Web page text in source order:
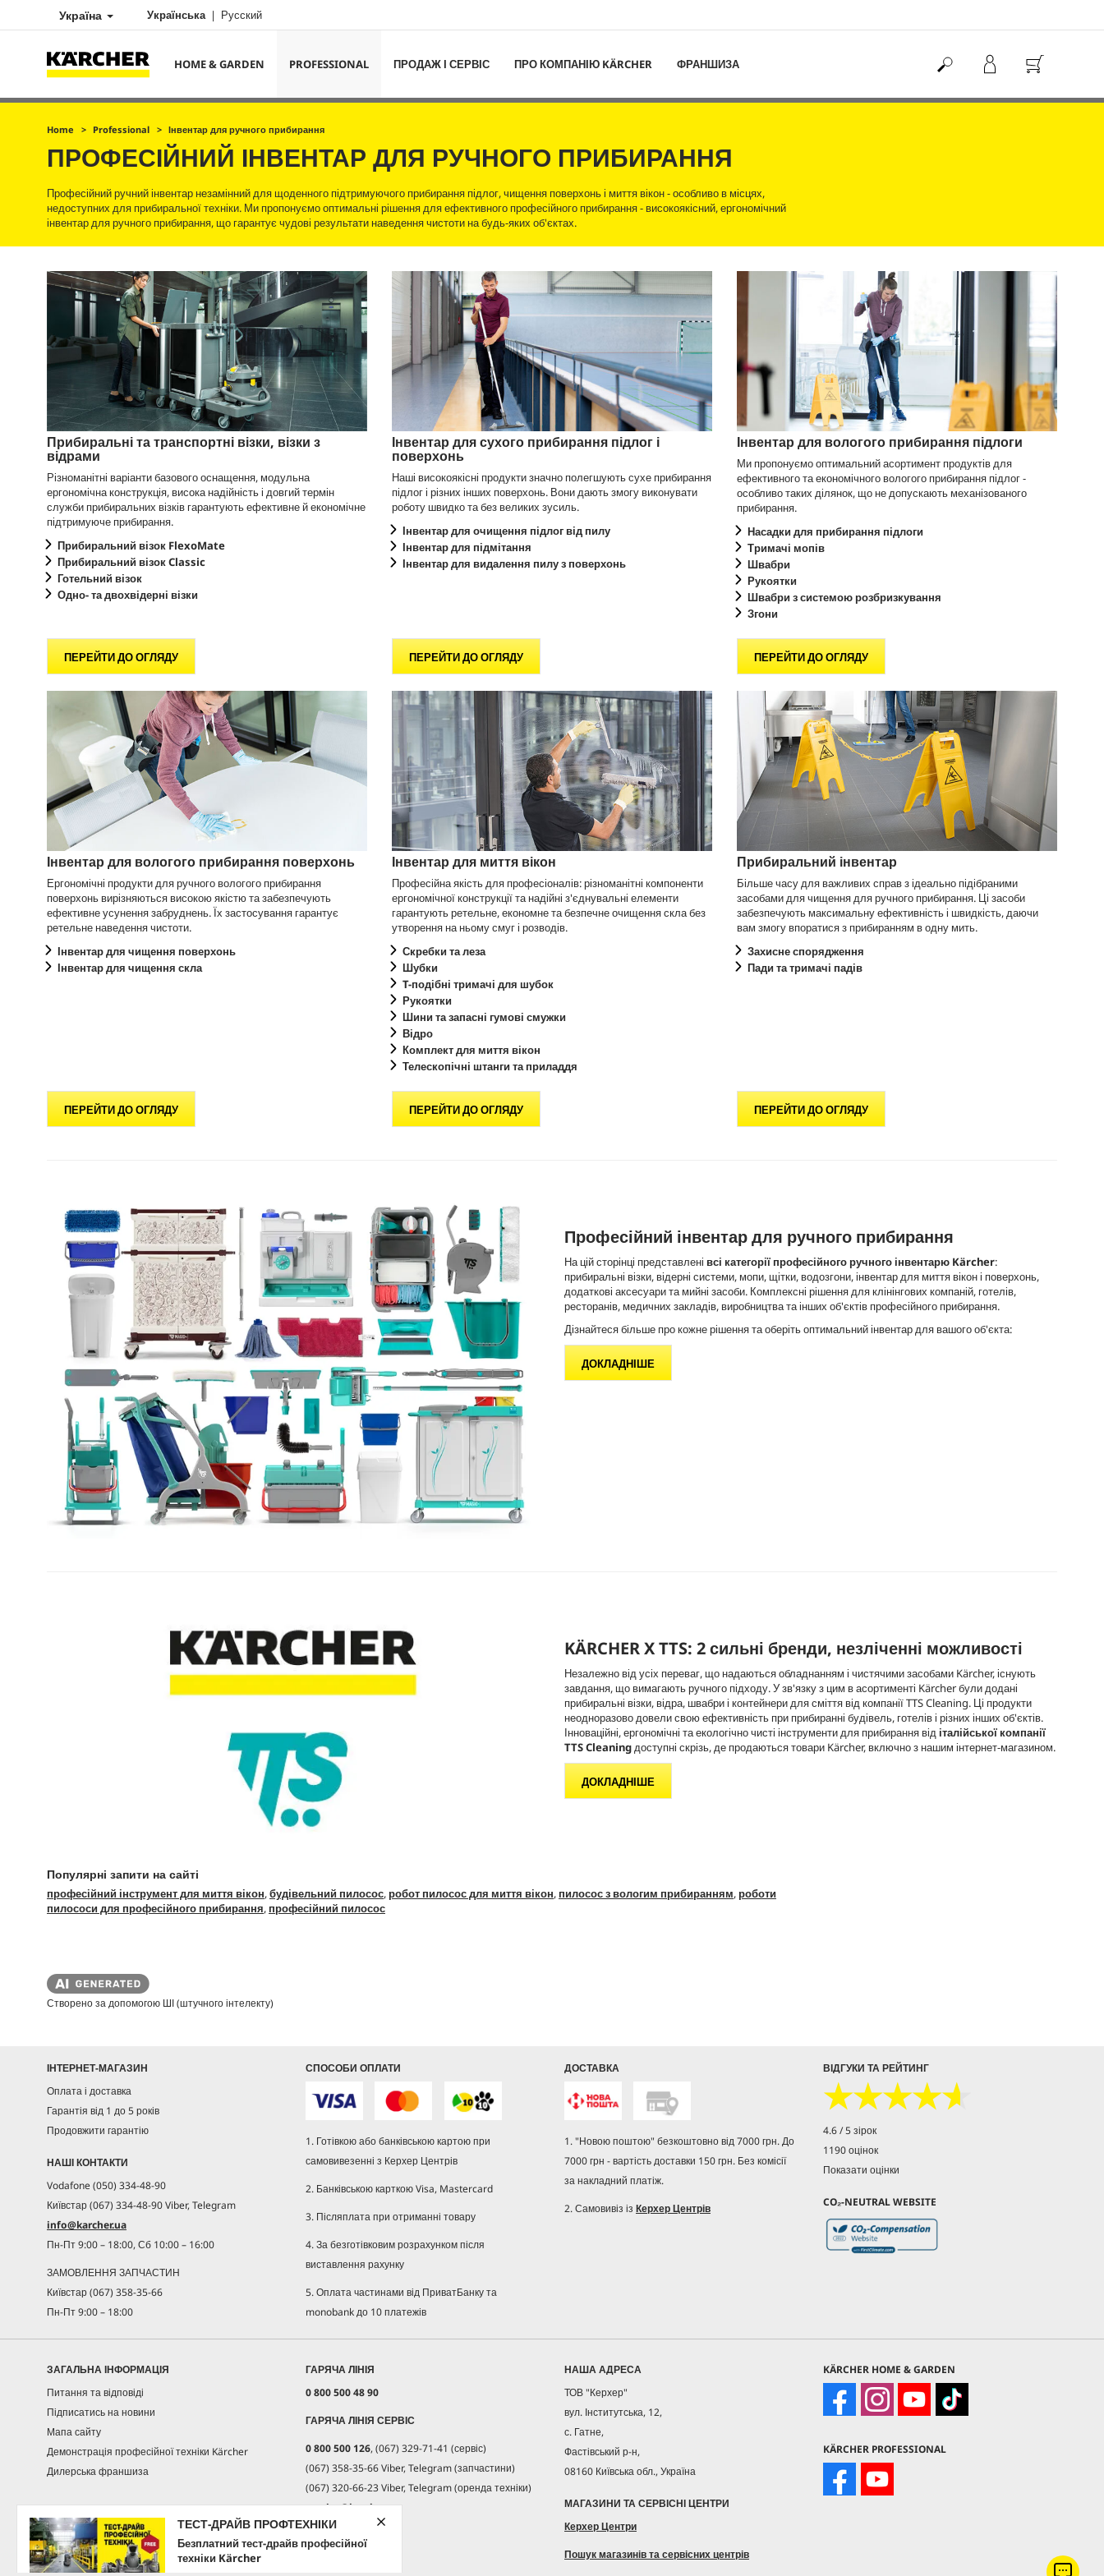
Україна Українська Русский
HOME & GARDEN PROFESSIONAL ПРОДАЖ І СЕРВІС ПРО КОМПАНІЮ KÄRCHER ФРАНШИЗА
ТЕСТ-ДРАЙВ ПРОФТЕХНІКИ
Безплатний тест-драйв професійної
техніки Kärcher
Home Professional Інвентар для ручного прибирання
ПРОФЕСІЙНИЙ ІНВЕНТАР ДЛЯ РУЧНОГО ПРИБИРАННЯ
Професійний ручний інвентар незамінний для щоденного підтримуючого прибирання підлог, чищення поверхонь і миття вікон - особливо в місцях,
недоступних для прибиральної техніки. Ми пропонуємо оптимальні рішення для ефективного професійного прибирання - високоякісний, ергономічний
інвентар для ручного прибирання, що гарантує чудові результати наведення чистоти на будь-яких об'єктах.
Прибиральні та транспортні візки, візки з
відрами
Різноманітні варіанти базового оснащення, модульна
ергономічна конструкція, висока надійність і довгий термін
служби прибиральних візків гарантують ефективне й економічне
підтримуюче прибирання.
Прибиральний візок FlexoMate
Прибиральний візок Classic
Готельний візок
Одно- та двохвідерні візки
ПЕРЕЙТИ ДО ОГЛЯДУ
Інвентар для сухого прибирання підлог і
поверхонь
Наші високоякісні продукти значно полегшують сухе прибирання
підлог і різних інших поверхонь. Вони дають змогу виконувати
роботу швидко та без великих зусиль.
Інвентар для очищення підлог від пилу
Інвентар для підмітання
Інвентар для видалення пилу з поверхонь
ПЕРЕЙТИ ДО ОГЛЯДУ
Інвентар для вологого прибирання підлоги
Ми пропонуємо оптимальний асортимент продуктів для
ефективного та економічного вологого прибирання підлог -
особливо таких ділянок, що не допускають механізованого
прибирання.
Насадки для прибирання підлоги
Тримачі мопів
Швабри
Рукоятки
Швабри з системою розбризкування
Згони
ПЕРЕЙТИ ДО ОГЛЯДУ
Інвентар для вологого прибирання поверхонь
Ергономічні продукти для ручного вологого прибирання
поверхонь вирізняються високою якістю та забезпечують
ефективне усунення забруднень. Їх застосування гарантує
ретельне наведення чистоти.
Інвентар для чищення поверхонь
Інвентар для чищення скла
ПЕРЕЙТИ ДО ОГЛЯДУ
Інвентар для миття вікон
Професійна якість для професіоналів: різноманітні компоненти
ергономічної конструкції та надійні з'єднувальні елементи
гарантують ретельне, економне та безпечне очищення скла без
утворення на ньому смуг і розводів.
Скребки та леза
Шубки
T-подібні тримачі для шубок
Рукоятки
Шини та запасні гумові смужки
Відро
Комплект для миття вікон
Телескопічні штанги та приладдя
ПЕРЕЙТИ ДО ОГЛЯДУ
Прибиральний інвентар
Більше часу для важливих справ з ідеально підібраними
засобами для чищення для ручного прибирання. Ці засоби
забезпечують максимальну ефективність і швидкість, даючи
вам змогу впоратися з прибиранням в одну мить.
Захисне спорядження
Пади та тримачі падів
ПЕРЕЙТИ ДО ОГЛЯДУ
Професійний інвентар для ручного прибирання
На цій сторінці представлені всі категорії професійного ручного інвентарю Kärcher:
прибиральні візки, відерні системи, мопи, щітки, водозгони, інвентар для миття вікон і поверхонь,
додаткові аксесуари та мийні засоби. Комплексні рішення для клінінгових компаній, готелів,
ресторанів, медичних закладів, виробництва та інших об'єктів професійного прибирання.
Дізнайтеся більше про кожне рішення та оберіть оптимальний інвентар для вашого об'єкта:
ДОКЛАДНІШЕ
KÄRCHER X TTS: 2 сильні бренди, незліченні можливості
Незалежно від усіх переваг, що надаються обладнанням і чистячими засобами Kärcher, існують
завдання, що вимагають ручного підходу. У зв'язку з цим в асортименті Kärcher були додані
прибиральні візки, відра, швабри і контейнери для сміття від компанії TTS Cleaning. Ці продукти
неодноразово довели свою ефективність при прибиранні будівель, готелів і різних інших об'єктів.
Інноваційні, ергономічні та екологічно чисті інструменти для прибирання від італійської компанії
TTS Cleaningдоступні скрізь, де продаються товари Kärcher, включно з нашим інтернет-магазином.
ДОКЛАДНІШЕ
Популярні запити на сайті
професійний інструмент для миття вікон,будівельний пилосос,робот пилосос для миття вікон, пилосос з вологим прибиранням,роботи
пилососи для професійного прибирання, професійний пилосос
Створено за допомогою ШІ (штучного інтелекту)
ІНТЕРНЕТ-МАГАЗИН
Оплата і доставка
Гарантія від 1 до 5 років
Продовжити гарантію
НАШІ КОНТАКТИ
Vodafone (050) 334-48-90
Київстар (067) 334-48-90 Viber, Telegram
info@karcher.ua
Пн-Пт 9:00 – 18:00, Сб 10:00 – 16:00
ЗАМОВЛЕННЯ ЗАПЧАСТИН
Київстар (067) 358-35-66
Пн-Пт 9:00 – 18:00
СПОСОБИ ОПЛАТИ
1. Готівкою або банківською картою при
самовивезенні з Керхер Центрів
2. Банківською карткою Visa, Mastercard
3. Післяплата при отриманні товару
4. За безготівковим розрахунком після
виставлення рахунку
5. Оплата частинами від ПриватБанку та
monobank до 10 платежів
ДОСТАВКА
1. "Новою поштою" безкоштовно від 7000 грн. До
7000 грн - вартість доставки 150 грн. Без комісії
за накладний платіж.
2. Самовивіз із Керхер Центрів
ВІДГУКИ ТА РЕЙТИНГ
★★★★★
★★★★★
4.6 / 5 зірок
1190 оцінок
Показати оцінки
CO₂-NEUTRAL WEBSITE
ЗАГАЛЬНА ІНФОРМАЦІЯ
Питання та відповіді
Підписатись на новини
Мапа сайту
Демонстрація професійної техніки Kärcher
Дилерська франшиза
ГАРЯЧА ЛІНІЯ
0 800 500 48 90
ГАРЯЧА ЛІНІЯ СЕРВІС
0 800 500 126, (067) 329-71-41 (сервіс)
(067) 358-35-66 Viber, Telegram (запчастини)
(067) 320-66-23 Viber, Telegram (оренда техніки)
service@karcher.ua
Пн-Пт 9:00 - 18:00
НАША АДРЕСА
ТОВ "Керхер"
вул. Інститутська, 12,
с. Гатне,
Фастівський р-н,
08160 Київська обл., Україна
МАГАЗИНИ ТА СЕРВІСНІ ЦЕНТРИ
Керхер Центри
Пошук магазинів та сервісних центрів
KÄRCHER HOME & GARDEN
KÄRCHER PROFESSIONAL